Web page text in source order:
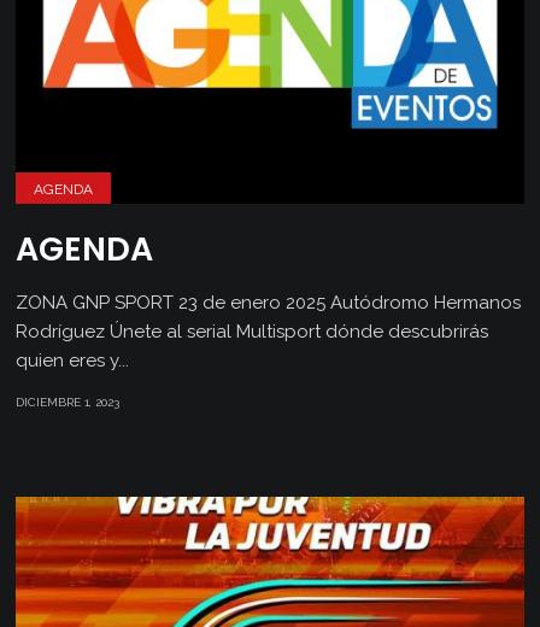
AGENDA
AGENDA
ZONA GNP SPORT 23 de enero 2025 Autódromo Hermanos
Rodríguez Únete al serial Multisport dónde descubrirás
quien eres y...
DICIEMBRE 1, 2023